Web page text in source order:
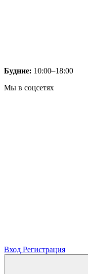
Будние: 10:00–18:00
Мы в соцсетях
Вход Регистрация